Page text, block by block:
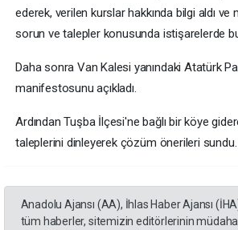
ederek, verilen kurslar hakkında bilgi aldı
sorun ve talepler konusunda istişarelerde
Daha sonra Van Kalesi yanındaki Atatürk
manifestosunu açıkladı.
Ardından Tuşba İlçesi'ne bağlı bir köye
taleplerini dinleyerek çözüm önerileri sundu.
Anadolu Ajansı (AA), İhlas Haber Ajansı
tüm haberler, sitemizin editörlerinin